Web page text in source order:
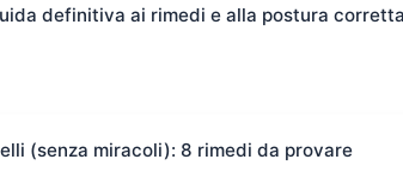
definitiva ai rimedi e alla postura
(senza miracoli): 8 rimedi da provare